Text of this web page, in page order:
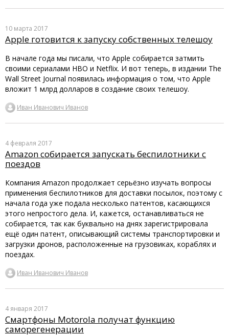
10 марта 2017
Apple готовится к запуску собственных телешоу
В начале года мы писали, что Apple собирается затмить
своими сериалами HBO и Netflix. И вот теперь, в издании The
Wall Street Journal появилась информация о том, что Apple
вложит 1 млрд долларов в создание своих телешоу.
Иван Иванович Иванов
4 февраля 2017
Amazon собирается запускать беспилотники с
поездов
Компания Amazon продолжает серьёзно изучать вопросы
применения беспилотников для доставки посылок, поэтому с
начала года уже подала несколько патентов, касающихся
этого непростого дела. И, кажется, останавливаться не
собирается, так как буквально на днях зарегистрировала
ещё один патент, описывающий системы транспортировки и
загрузки дронов, расположенные на грузовиках, кораблях и
поездах.
Иван Иванович Иванов
4 января 2017
Смартфоны Motorola получат функцию
саморегенерации